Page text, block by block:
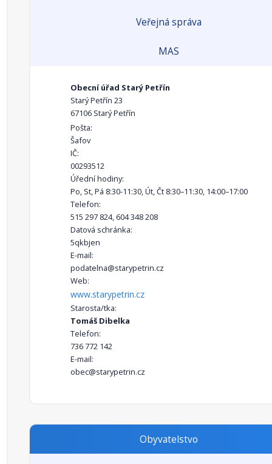
Veřejná správa
MAS
Obecní úřad Starý Petřín
Starý Petřín 23
67106 Starý Petřín
Pošta:
Šafov
IČ:
00293512
Úřední hodiny:
Po, St, Pá 8:30-11:30, Út, Čt 8:30–11:30, 14:00–17:00
Telefon:
515 297 824, 604 348 208
Datová schránka:
5qkbjen
E-mail:
podatelna@starypetrin.cz
Web:
www.starypetrin.cz
Starosta/tka:
Tomáš Dibelka
Telefon:
736 772 142
E-mail:
obec@starypetrin.cz
Obyvatelstvo